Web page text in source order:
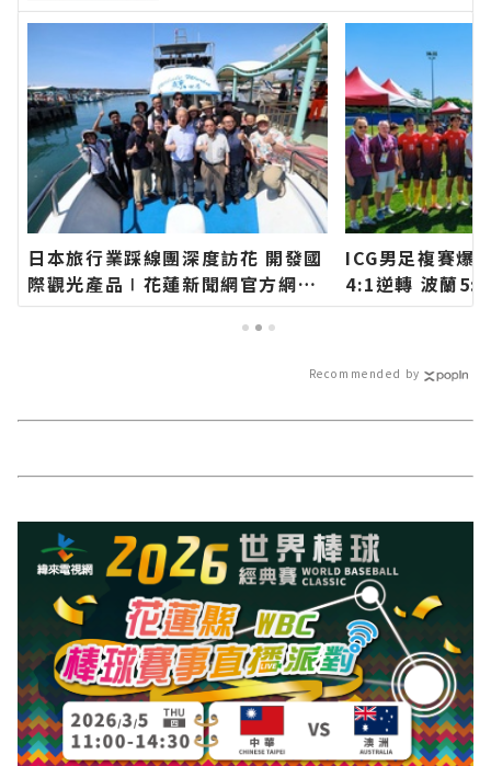
日本旅行業踩線團深度訪花 開發國
際觀光產品∣花蓮新聞網官方網站
各類新聞－最快速的今日新聞報導
ICG男足複賽爆
4:1逆轉 波蘭
強席次∣花蓮新
Recommended by